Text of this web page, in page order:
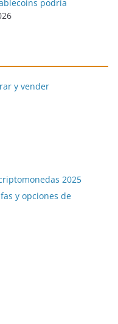
podría
y vender
2025
y opciones de